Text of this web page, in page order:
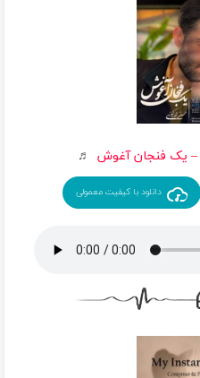
– یک فنجان آغوش ♬
دانلود با کیفیت معمولی